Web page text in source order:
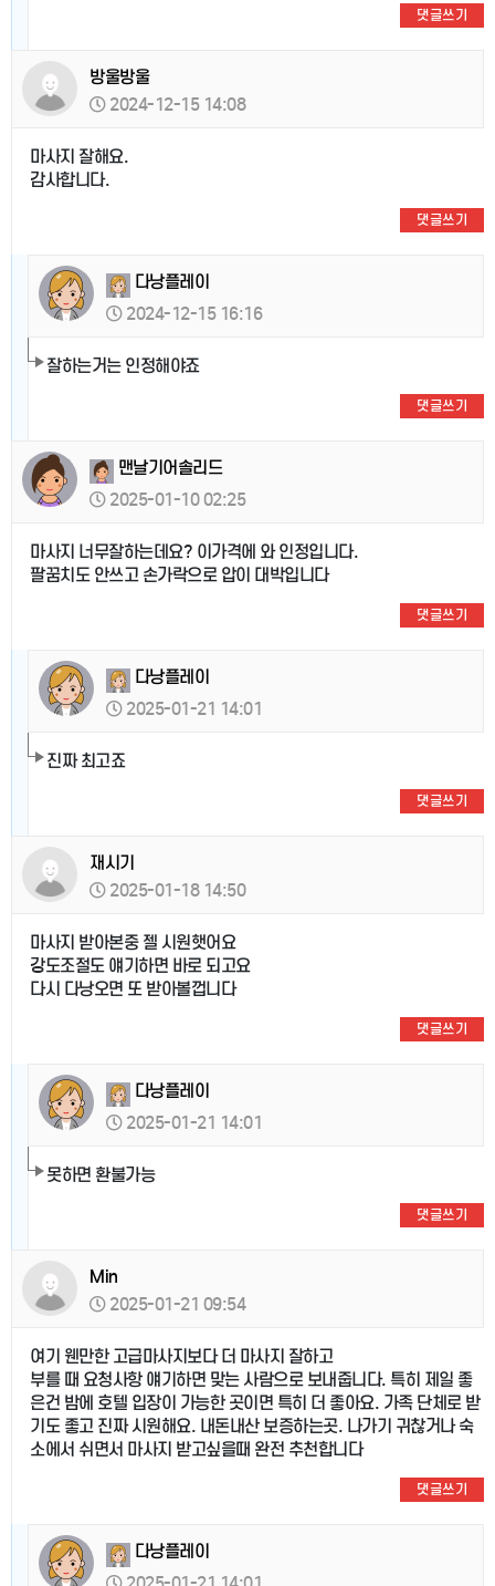
댓글쓰기
방울방울
2024-12-15 14:08
마사지 잘해요.
감사합니다.
댓글쓰기
다낭플레이
2024-12-15 16:16
잘하는거는 인정해야죠
댓글쓰기
맨날기어솔리드
2025-01-10 02:25
마사지 너무잘하는데요? 이가격에 와 인정입니다.
팔꿈치도 안쓰고 손가락으로 압이 대박입니다
댓글쓰기
다낭플레이
2025-01-21 14:01
진짜 최고죠
댓글쓰기
재시기
2025-01-18 14:50
마사지 받아본중 젤 시원햇어요
강도조절도 얘기하면 바로 되고요
다시 다낭오면 또 받아볼껍니다
댓글쓰기
다낭플레이
2025-01-21 14:01
못하면 환불가능
댓글쓰기
Min
2025-01-21 09:54
여기 웬만한 고급마사지보다 더 마사지 잘하고
부를 때 요청사항 얘기하면 맞는 사람으로 보내줍니다. 특히 제일 좋
은건 밤에 호텔 입장이 가능한 곳이면 특히 더 좋아요. 가족 단체로 받
기도 좋고 진짜 시원해요. 내돈내산 보증하는곳. 나가기 귀찮거나 숙
소에서 쉬면서 마사지 받고싶을때 완전 추천합니다
댓글쓰기
다낭플레이